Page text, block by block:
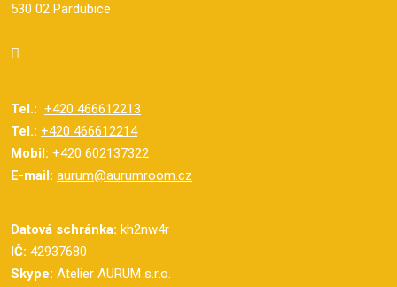
530 02 Pardubice
Tel.: +420 466612213
Tel.: +420 466612214
Mobil: +420 602137322
E-mail: aurum@aurumroom.cz
Datová schránka: kh2nw4r
IČ: 42937680
Skype: Atelier AURUM s.r.o.